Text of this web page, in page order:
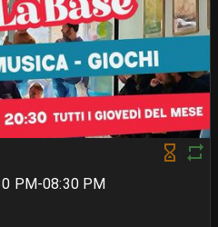
PM-08:30 PM